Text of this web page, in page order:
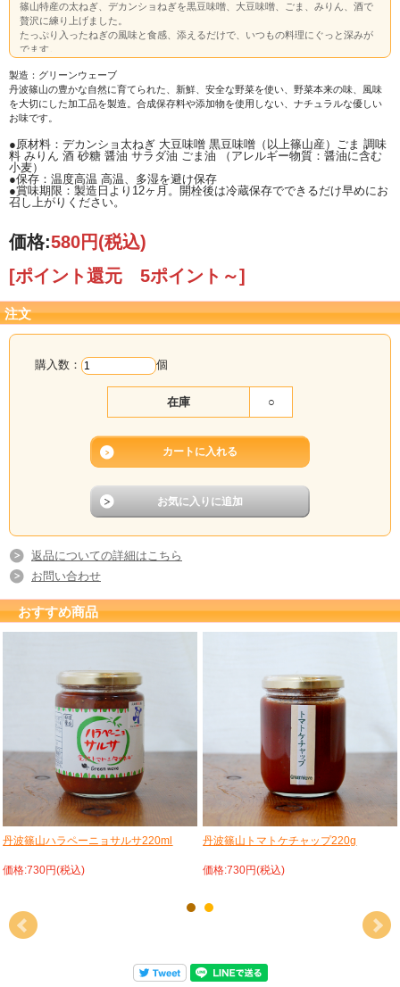
篠山特産の太ねぎ、デカンショねぎを黒豆味噌、大豆味噌、ごま、みりん、酒で
贅沢に練り上げました。
たっぷり入ったねぎの風味と食感、添えるだけで、いつもの料理にぐっと深みが
でます。
製造：グリーンウェーブ
丹波篠山の豊かな自然に育てられた、新鮮、安全な野菜を使い、野菜本来の味、風味
を大切にした加工品を製造。合成保存料や添加物を使用しない、ナチュラルな優しい
お味です。
●原材料：デカンショ太ねぎ 大豆味噌 黒豆味噌（以上篠山産）ごま 調味
料 みりん 酒 砂糖 醤油 サラダ油 ごま油 （アレルギー物質：醤油に含む
小麦）
●保存：温度高温 高温、多湿を避け保存
●賞味期限：製造日より12ヶ月。開栓後は冷蔵保存でできるだけ早めにお
召し上がりください。
価格:580円(税込)
[ポイント還元 5ポイント～]
注文
購入数： 個
在庫 ○
返品についての詳細はこちら
お問い合わせ
おすすめ商品
丹波篠山ハラペーニョサルサ220ml
価格:730円(税込)
丹波篠山トマトケチャップ220g
価格:730円(税込)